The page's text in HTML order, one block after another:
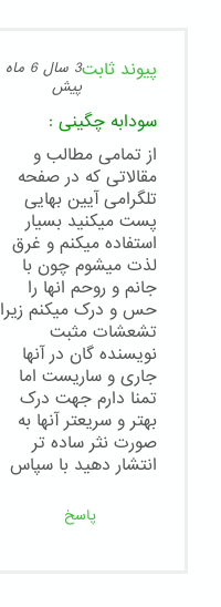
پیوند ثابت
3 سال 6 ماه
پیش
سودابه چگینی :
از تمامی مطالب و
مقالاتی که در صفحه
تلگرامی آیین بهایی
پست میکنید بسیار
استفاده میکنم و غرق
لذت میشوم چون با
جانم و روحم انها را
حس و درک میکنم زیرا
تشعشات مثبت
نویسنده گان در آنها
جاری و ساریست اما
تمنا دارم جهت درک
بهتر و سریعتر آنها به
صورت نثر ساده تر
انتشار دهید با سپاس
پاسخ